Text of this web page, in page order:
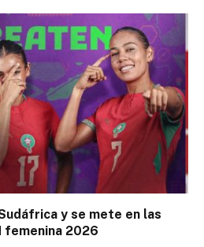
y se mete en las
femenina 2026